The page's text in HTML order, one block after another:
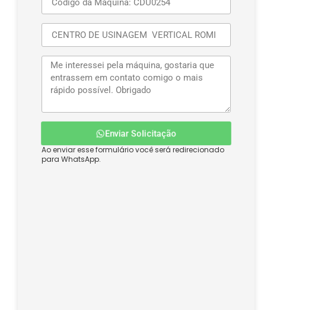
Enviar Solicitação
Ao enviar esse formulário você será redirecionado
para WhatsApp.